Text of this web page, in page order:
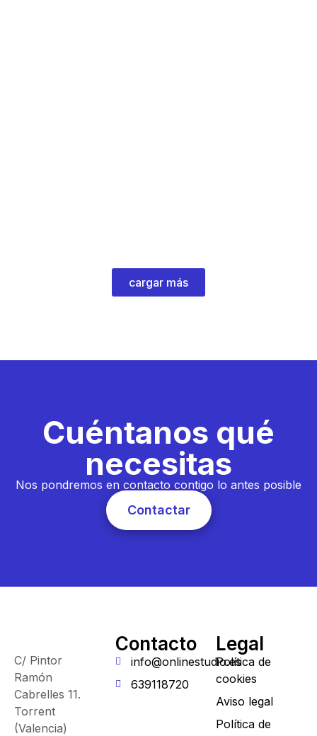
cargar más
Cuéntanos qué
necesitas
Nos pondremos en contacto contigo lo antes posible
Contactar
C/ Pintor
Ramón
Cabrelles 11.
Torrent
(Valencia)
Contacto
info@onlinestudio.es
639118720
Legal
Política de
cookies
Aviso legal
Política de